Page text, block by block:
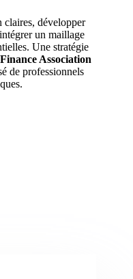
claires, développer
un maillage
Une stratégie
Association
de professionnels